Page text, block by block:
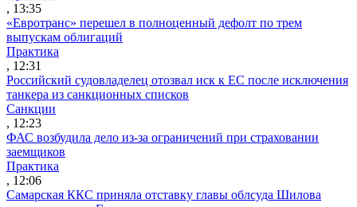
, 13:35
«Евротранс» перешел в полноценный дефолт по трем
выпускам облигаций
Практика
, 12:31
Российский судовладелец отозвал иск к ЕС после исключения
танкера из санкционных списков
Санкции
, 12:23
ФАС возбудила дело из-за ограничений при страховании
заемщиков
Практика
, 12:06
Самарская ККС приняла отставку главы облсуда Шилова